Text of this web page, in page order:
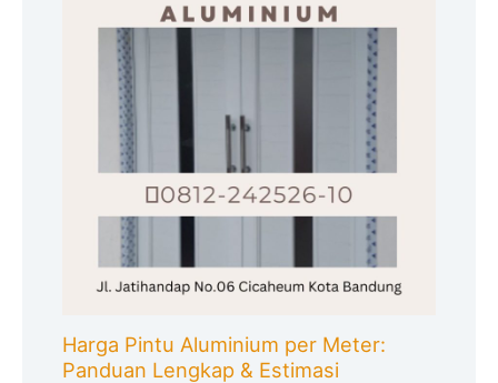
Harga Pintu Aluminium per Meter:
Panduan Lengkap & Estimasi